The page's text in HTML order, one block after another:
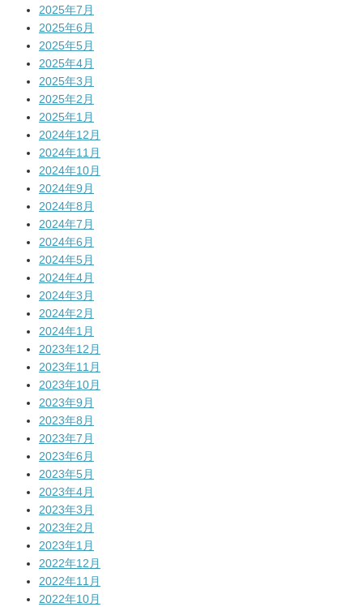
2025年7月
2025年6月
2025年5月
2025年4月
2025年3月
2025年2月
2025年1月
2024年12月
2024年11月
2024年10月
2024年9月
2024年8月
2024年7月
2024年6月
2024年5月
2024年4月
2024年3月
2024年2月
2024年1月
2023年12月
2023年11月
2023年10月
2023年9月
2023年8月
2023年7月
2023年6月
2023年5月
2023年4月
2023年3月
2023年2月
2023年1月
2022年12月
2022年11月
2022年10月